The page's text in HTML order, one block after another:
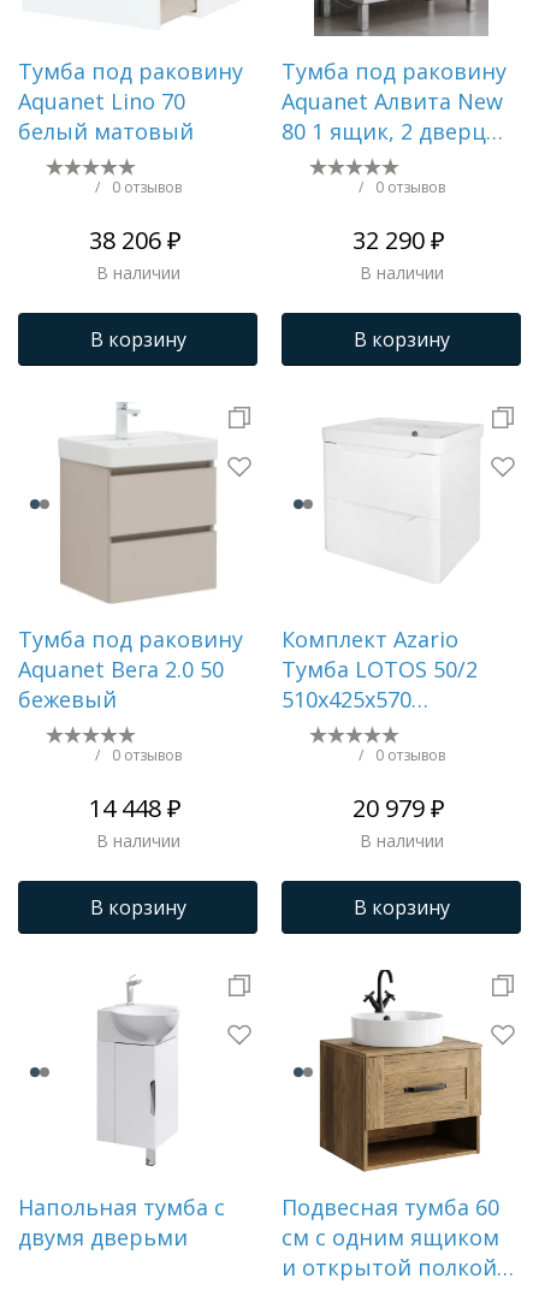
Тумба под раковину
Aquanet Lino 70
белый матовый
/ 0 отзывов
38 206 ₽
В наличии
В корзину
Тумба под раковину
Aquanet Алвита New
80 1 ящик, 2 дверцы,
белый матовый
/ 0 отзывов
32 290 ₽
В наличии
В корзину
Тумба под раковину
Aquanet Вега 2.0 50
бежевый
/ 0 отзывов
14 448 ₽
В наличии
В корзину
Комплект Azario
Тумба LOTOS 50/2
510х425х570
подвесная, с
раковиной Monte 50
CS00094662
/ 0 отзывов
20 979 ₽
В наличии
В корзину
Напольная тумба с
двумя дверьми
Подвесная тумба 60
см с одним ящиком
и открытой полкой в